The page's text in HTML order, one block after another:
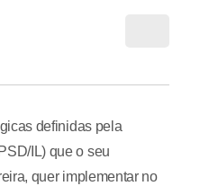
definidas pela
IL) que o seu
quer implementar no